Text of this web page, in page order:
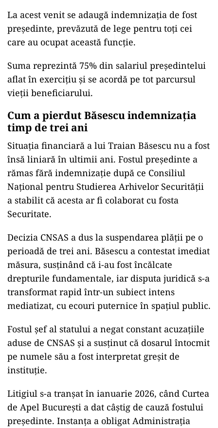
La acest venit se adaugă indemnizația de fost
președinte, prevăzută de lege pentru toți cei
care au ocupat această funcție.
Suma reprezintă 75% din salariul președintelui
aflat în exercițiu și se acordă pe tot parcursul
vieții beneficiarului.
Cum a pierdut Băsescu indemnizația
timp de trei ani
Situația financiară a lui Traian Băsescu nu a fost
însă liniară în ultimii ani. Fostul președinte a
rămas fără indemnizație după ce Consiliul
Național pentru Studierea Arhivelor Securității
a stabilit că acesta ar fi colaborat cu fosta
Securitate.
Decizia CNSAS a dus la suspendarea plății pe o
perioadă de trei ani. Băsescu a contestat imediat
măsura, susținând că i-au fost încălcate
drepturile fundamentale, iar disputa juridică s-a
transformat rapid într-un subiect intens
mediatizat, cu ecouri puternice în spațiul public.
Fostul șef al statului a negat constant acuzațiile
aduse de CNSAS și a susținut că dosarul întocmit
pe numele său a fost interpretat greșit de
instituție.
Litigiul s-a tranșat în ianuarie 2026, când Curtea
de Apel București a dat câștig de cauză fostului
președinte. Instanța a obligat Administrația